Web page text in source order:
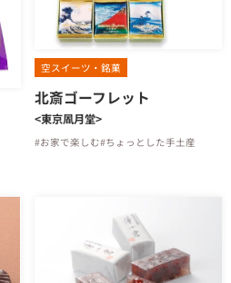
空スイーツ・銘菓
北斎ゴーフレット
<東京凮月堂>
#お家で楽しむ#ちょっとした手土産